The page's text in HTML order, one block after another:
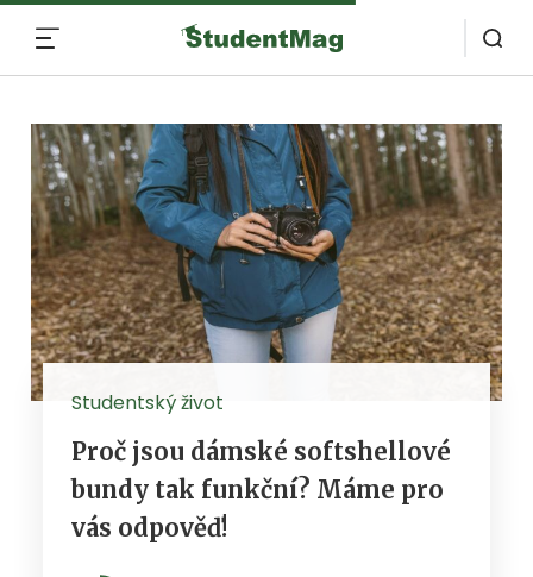
Studentský život
Proč jsou dámské softshellové
bundy tak funkční? Máme pro
vás odpověď!